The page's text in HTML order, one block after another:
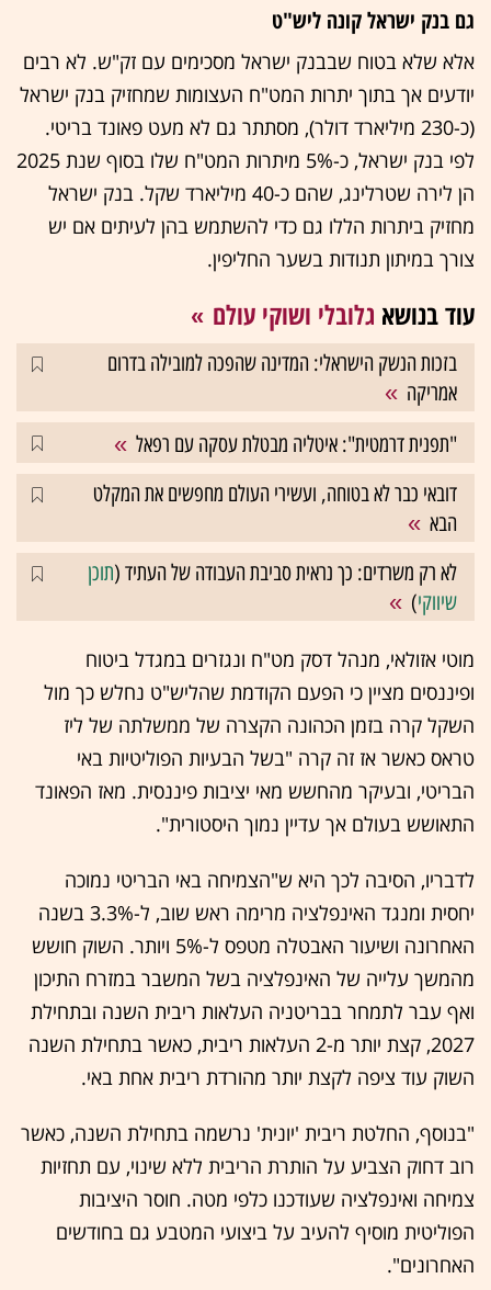
גם בנק ישראל קונה ליש"ט
אלא שלא בטוח שבבנק ישראל מסכימים עם זק"ש. לא רבים
יודעים אך בתוך יתרות המט"ח העצומות שמחזיק בנק ישראל
(כ-230 מיליארד דולר), מסתתר גם לא מעט פאונד בריטי.
לפי בנק ישראל, כ-5% מיתרות המט"ח שלו בסוף שנת 2025
הן לירה שטרלינג, שהם כ-40 מיליארד שקל. בנק ישראל
מחזיק ביתרות הללו גם כדי להשתמש בהן לעיתים אם יש
צורך במיתון תנודות בשער החליפין.
עוד בנושא גלובלי ושוקי עולם
בזכות הנשק הישראלי: המדינה שהפכה למובילה בדרום
אמריקה
"תפנית דרמטית": איטליה מבטלת עסקה עם רפאל
דובאי כבר לא בטוחה, ועשירי העולם מחפשים את המקלט
הבא
לא רק משרדים: כך נראית סביבת העבודה של העתיד (תוכן
שיווקי)
מוטי אזולאי, מנהל דסק מט"ח ונגזרים במגדל ביטוח
ופיננסים מציין כי הפעם הקודמת שהליש"ט נחלש כך מול
השקל קרה בזמן הכהונה הקצרה של ממשלתה של ליז
טראס כאשר אז זה קרה "בשל הבעיות הפוליטיות באי
הבריטי, ובעיקר מהחשש מאי יציבות פיננסית. מאז הפאונד
התאושש בעולם אך עדיין נמוך היסטורית".
לדבריו, הסיבה לכך היא ש"הצמיחה באי הבריטי נמוכה
יחסית ומנגד האינפלציה מרימה ראש שוב, ל-3.3% בשנה
האחרונה ושיעור האבטלה מטפס ל-5% ויותר. השוק חושש
מהמשך עלייה של האינפלציה בשל המשבר במזרח התיכון
ואף עבר לתמחר בבריטניה העלאות ריבית השנה ובתחילת
2027, קצת יותר מ-2 העלאות ריבית, כאשר בתחילת השנה
השוק עוד ציפה לקצת יותר מהורדת ריבית אחת באי.
"בנוסף, החלטת ריבית 'יונית' נרשמה בתחילת השנה, כאשר
רוב דחוק הצביע על הותרת הריבית ללא שינוי, עם תחזיות
צמיחה ואינפלציה שעודכנו כלפי מטה. חוסר היציבות
הפוליטית מוסיף להעיב על ביצועי המטבע גם בחודשים
האחרונים".